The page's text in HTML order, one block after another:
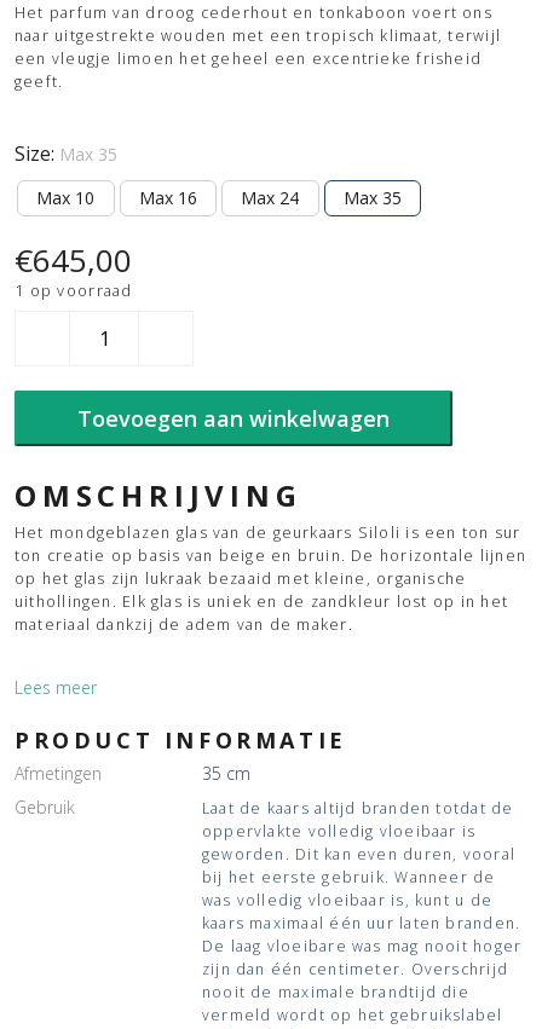
Het parfum van droog cederhout en tonkaboon voert ons
naar uitgestrekte wouden met een tropisch klimaat, terwijl
een vleugje limoen het geheel een excentrieke frisheid
geeft.
Size: Max 35
Max 10
Max 16 Max 24 Max 35
€645,00
1 op voorraad
Toevoegen aan winkelwagen
OMSCHRIJVING
Het mondgeblazen glas van de geurkaars Siloli is een ton sur
ton creatie op basis van beige en bruin. De horizontale lijnen
op het glas zijn lukraak bezaaid met kleine, organische
uithollingen. Elk glas is uniek en de zandkleur lost op in het
materiaal dankzij de adem van de maker.
Lees meer
PRODUCT INFORMATIE
Afmetingen
35 cm
Gebruik
Laat de kaars altijd branden totdat de
oppervlakte volledig vloeibaar is
geworden. Dit kan even duren, vooral
bij het eerste gebruik. Wanneer de
was volledig vloeibaar is, kunt u de
kaars maximaal één uur laten branden.
De laag vloeibare was mag nooit hoger
zijn dan één centimeter. Overschrijd
nooit de maximale brandtijd die
vermeld wordt op het gebruikslabel